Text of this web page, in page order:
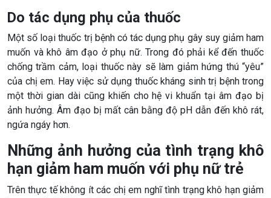
Do tác dụng phụ của thuốc
Một số loại thuốc trị bệnh có tác dụng phụ gây suy giảm ham
muốn và khô âm đạo ở phụ nữ. Trong đó phải kể đến thuốc
chống trầm cảm, loại thuốc này sẽ làm giảm hứng thú “yêu”
của chị em. Hay việc sử dụng thuốc kháng sinh trị bệnh trong
một thời gian dài cũng khiến cho hệ vi khuẩn tại âm đạo bị
ảnh hưởng. Âm đạo bị mất cân bằng độ pH dẫn đến khô rát,
ngứa ngáy hơn.
Những ảnh hưởng của tình trạng khô
hạn giảm ham muốn với phụ nữ trẻ
Trên thực tế không ít các chị em nghĩ tình trạng khô hạn giảm